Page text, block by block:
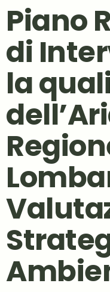
Piano
di
la